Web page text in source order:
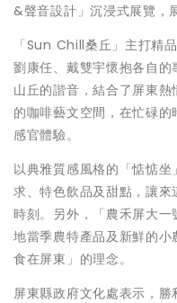
&聲音設計」沉浸式展覽，
「Sun Chill桑丘」主打精
劉康任、戴雙宇懷抱各自
山丘的諧音，結合了屏東
的咖啡藝文空間，在忙碌
感官體驗。
以典雅質感風格的「惦惦
求、特色飲品及甜點，讓來
時刻。另外，「農禾屏大
地當季農特產品及新鮮的
食在屏東」的理念。
屏東縣政府文化處表示，